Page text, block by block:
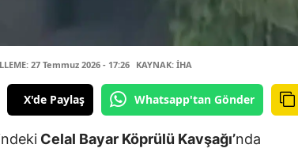
27 Temmuz 2026 - 17:26 KAYNAK: İHA
X'de Paylaş Whatsapp'tan Gönder
Celal Bayar Köprülü Kavşağı’nda